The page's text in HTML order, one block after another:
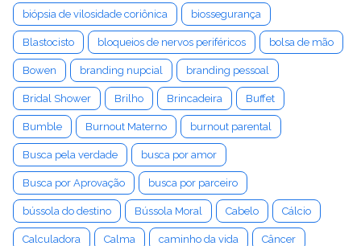
biópsia de vilosidade coriônica biossegurança
Blastocisto bloqueios de nervos periféricos bolsa de mão
Bowen branding nupcial branding pessoal
Bridal Shower Brilho Brincadeira Buffet
Bumble Burnout Materno burnout parental
Busca pela verdade busca por amor
Busca por Aprovação busca por parceiro
bússola do destino Bússola Moral Cabelo Cálcio
Calculadora Calma caminho da vida Câncer